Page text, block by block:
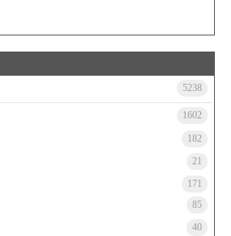
5238
1602
182
21
171
85
40